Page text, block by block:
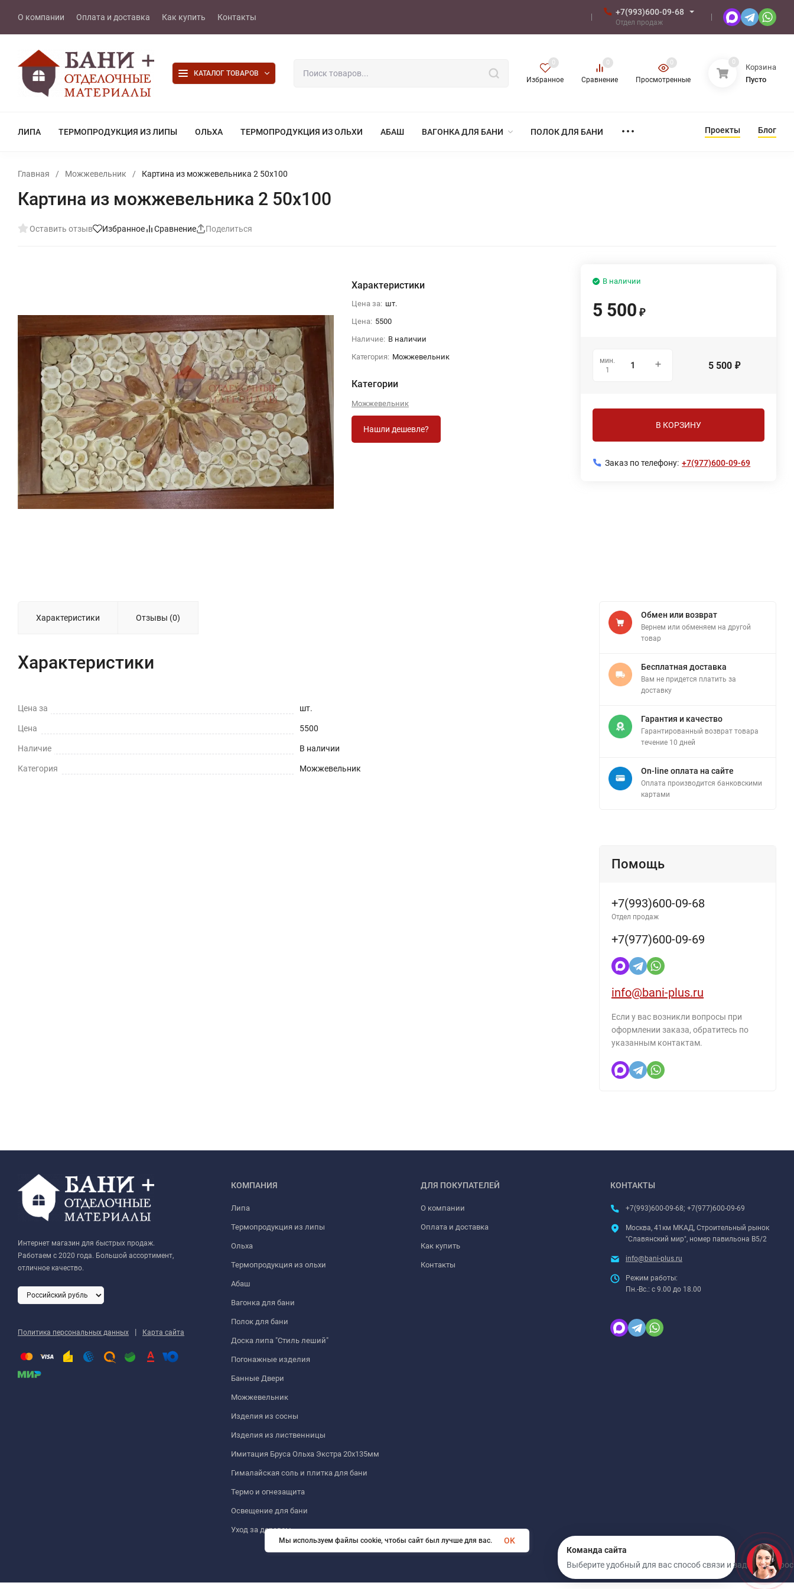
О компании Оплата и доставка Как купить Контакты
+7(993)600-09-68
Отдел продаж
КАТАЛОГ ТОВАРОВ
Избранное
0
Сравнение
0
Просмотренные
0 0
Корзина
Пусто
ЛИПА ТЕРМОПРОДУКЦИЯ ИЗ ЛИПЫ ОЛЬХА ТЕРМОПРОДУКЦИЯ ИЗ ОЛЬХИ АБАШ ВАГОНКА ДЛЯ БАНИ ПОЛОК ДЛЯ БАНИ Проекты Блог
Главная / Можжевельник / Картина из можжевельника 2 50х100
Картина из можжевельника 2 50х100
Оставить отзыв Избранное Сравнение Поделиться
Характеристики
Цена за: шт.
Цена: 5500
Наличие: В наличии
Категория: Можжевельник
Категории
Можжевельник
В наличии
5 500 ₽
мин.
1
5 500 ₽
В КОРЗИНУ
Заказ по телефону: +7(977)600-09-69
Характеристики Отзывы (0)
Характеристики
Цена за шт.
Цена 5500
Наличие В наличии
Категория Можжевельник
Обмен или возврат
Вернем или обменяем на другой
товар
Бесплатная доставка
Вам не придется платить за
доставку
Гарантия и качество
Гарантированный возврат товара
течение 10 дней
On-line оплата на сайте
Оплата производится банковскими
картами
Помощь
+7(993)600-09-68
Отдел продаж
+7(977)600-09-69
info@bani-plus.ru
Если у вас возникли вопросы при
оформлении заказа, обратитесь по
указанным контактам.
Интернет магазин для быстрых продаж.
Работаем с 2020 года. Большой ассортимент,
отличное качество.
Политика персональных данных | Карта сайта
КОМПАНИЯ
Липа
Термопродукция из липы
Ольха
Термопродукция из ольхи
Абаш
Вагонка для бани
Полок для бани
Доска липа "Стиль леший"
Погонажные изделия
Банные Двери
Можжевельник
Изделия из сосны
Изделия из лиственницы
Имитация Бруса Ольха Экстра 20х135мм
Гималайская соль и плитка для бани
Термо и огнезащита
Освещение для бани
Уход за деревом
ДЛЯ ПОКУПАТЕЛЕЙ
О компании
Оплата и доставка
Как купить
Контакты
КОНТАКТЫ
+7(993)600-09-68; +7(977)600-09-69
Москва, 41км МКАД, Строительный рынок
"Славянский мир", номер павильона В5/2
info@bani-plus.ru
Режим работы:
Пн.-Вс.: с 9.00 до 18.00
Мы используем файлы cookie, чтобы сайт был лучше для вас.
OK
Команда сайта
Выберите удобный для вас способ связи и задайте вопрос